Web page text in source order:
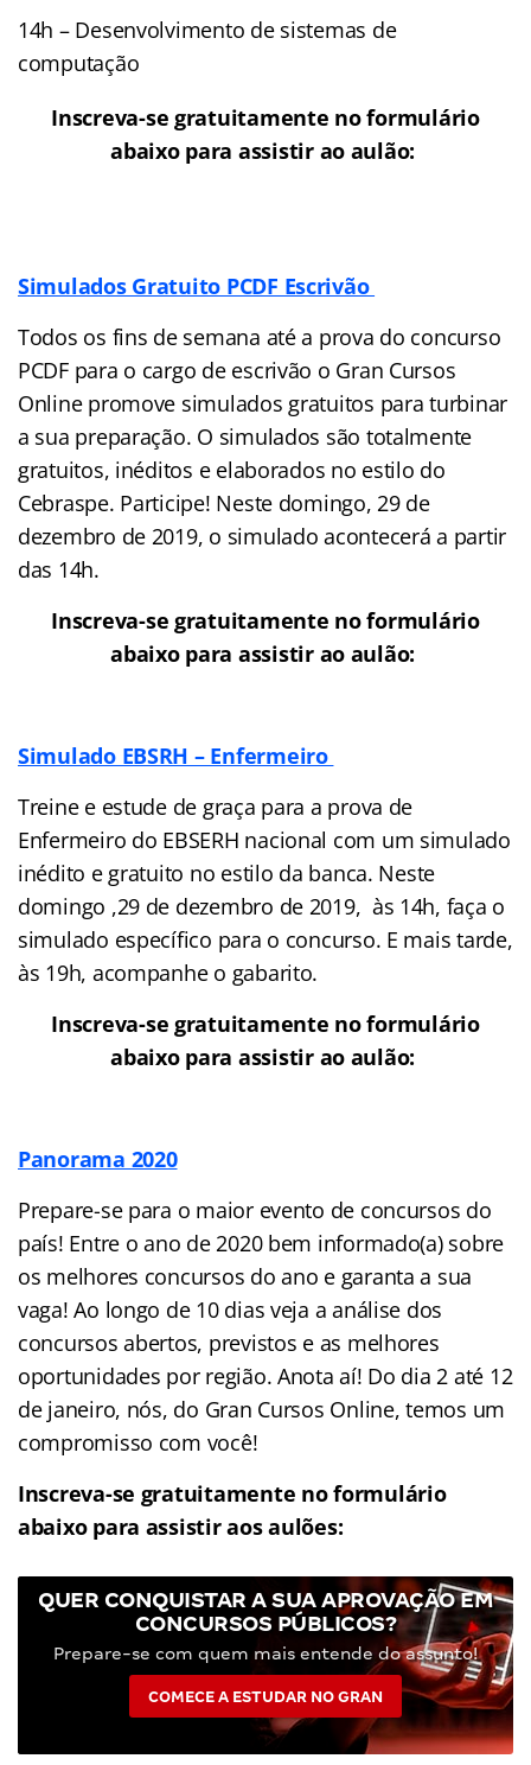
14h – Desenvolvimento de sistemas de
computação
Inscreva-se gratuitamente no formulário
abaixo para assistir ao aulão:
Simulados Gratuito PCDF Escrivão
Todos os fins de semana até a prova do concurso
PCDF para o cargo de escrivão o Gran Cursos
Online promove simulados gratuitos para turbinar
a sua preparação. O simulados são totalmente
gratuitos, inéditos e elaborados no estilo do
Cebraspe. Participe! Neste domingo, 29 de
dezembro de 2019, o simulado acontecerá a partir
das 14h.
Inscreva-se gratuitamente no formulário
abaixo para assistir ao aulão:
Simulado EBSRH – Enfermeiro
Treine e estude de graça para a prova de
Enfermeiro do EBSERH nacional com um simulado
inédito e gratuito no estilo da banca. Neste
domingo ,29 de dezembro de 2019, às 14h, faça o
simulado específico para o concurso. E mais tarde,
às 19h, acompanhe o gabarito.
Inscreva-se gratuitamente no formulário
abaixo para assistir ao aulão:
Panorama 2020
Prepare-se para o maior evento de concursos do
país! Entre o ano de 2020 bem informado(a) sobre
os melhores concursos do ano e garanta a sua
vaga! Ao longo de 10 dias veja a análise dos
concursos abertos, previstos e as melhores
oportunidades por região. Anota aí! Do dia 2 até 12
de janeiro, nós, do Gran Cursos Online, temos um
compromisso com você!
Inscreva-se gratuitamente no formulário
abaixo para assistir aos aulões:
QUER CONQUISTAR A SUA APROVAÇÃO EM
CONCURSOS PÚBLICOS?
Prepare-se com quem mais entende do assunto!
COMECE A ESTUDAR NO GRAN